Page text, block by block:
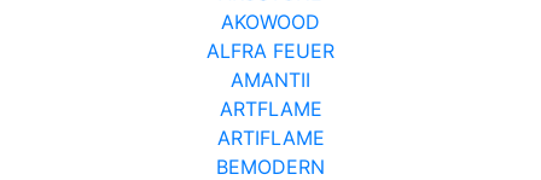
AKOWOOD
ALFRA FEUER
AMANTII
ARTFLAME
ARTIFLAME
BEMODERN